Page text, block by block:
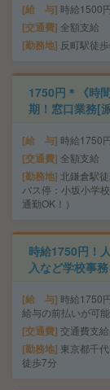
給 与 時給1500
交通費 全額支給
勤務地 反町駅徒
1750円＊《時
期！窓口業務[
給 与 時給1750
交通費 全額支給
勤務地 北鎌倉駅
バス停：小坂小学
通勤OK！）
時給1750円！
入など学校事
給 与 時給1750
給与の前払いが可
交通費 交通費支給
勤務地 東京都千
徒歩7分